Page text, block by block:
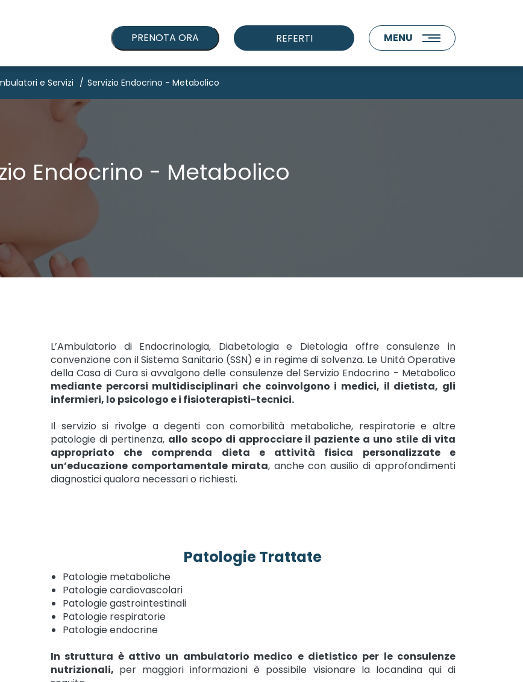
PRENOTA ORA REFERTI MENU
e Servizi Servizio Endocrino - Metabolico
Endocrino - Metabolico
L’Ambulatorio di Endocrinologia, Diabetologia e Dietologia offre consulenze in
convenzione con il Sistema Sanitario (SSN) e in regime di solvenza. Le Unità Operative
della Casa di Cura si avvalgono delle consulenze del Servizio Endocrino - Metabolico
mediante percorsi multidisciplinari che coinvolgono i medici, il dietista, gli
infermieri, lo psicologo e i fisioterapisti-tecnici.
Il servizio si rivolge a degenti con comorbilità metaboliche, respiratorie e altre
patologie di pertinenza, allo scopo di approcciare il paziente a uno stile di vita
appropriato che comprenda dieta e attività fisica personalizzate e
un’educazione comportamentale mirata, anche con ausilio di approfondimenti
diagnostici qualora necessari o richiesti.
Patologie Trattate
Patologie metaboliche
Patologie cardiovascolari
Patologie gastrointestinali
Patologie respiratorie
Patologie endocrine
In struttura è attivo un ambulatorio medico e dietistico per le consulenze
nutrizionali, per maggiori informazioni è possibile visionare la locandina qui di